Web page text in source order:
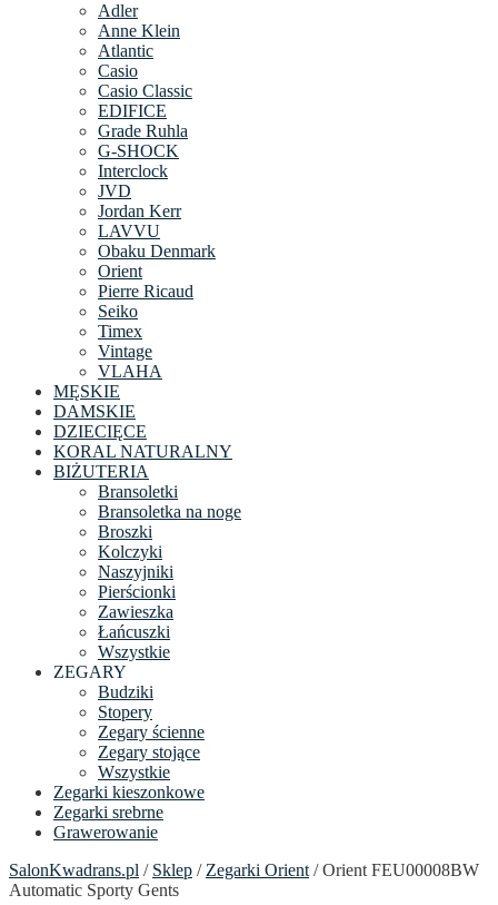
Adler
Anne Klein
Atlantic
Casio
Casio Classic
EDIFICE
Grade Ruhla
G-SHOCK
Interclock
JVD
Jordan Kerr
LAVVU
Obaku Denmark
Orient
Pierre Ricaud
Seiko
Timex
Vintage
VLAHA
MĘSKIE
DAMSKIE
DZIECIĘCE
KORAL NATURALNY
BIŻUTERIA
Bransoletki
Bransoletka na noge
Broszki
Kolczyki
Naszyjniki
Pierścionki
Zawieszka
Łańcuszki
Wszystkie
ZEGARY
Budziki
Stopery
Zegary ścienne
Zegary stojące
Wszystkie
Zegarki kieszonkowe
Zegarki srebrne
Grawerowanie
SalonKwadrans.pl / Sklep / Zegarki Orient / Orient FEU00008BW
Automatic Sporty Gents